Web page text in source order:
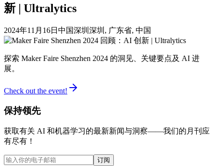
新 | Ultralytics
2024年11月16日 中国深圳 深圳, 广东省, 中国
探索 Maker Faire Shenzhen 2024 的洞见、关键要点及 AI 进
展。
Check out the event!
保持领先
获取有关 AI 和机器学习的最新新闻与洞察——我们的月刊应
有尽有！
订阅